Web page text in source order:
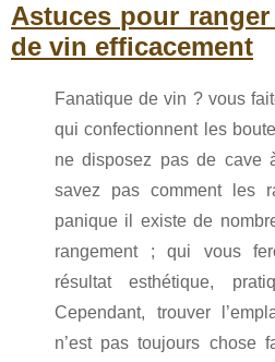
Astuces pour
de vin efficacement
Fanatique de vin ? vous
qui confectionnent les
ne disposez pas de cave
savez pas comment les
panique il existe de
rangement ; qui vous
résultat esthétique,
Cependant, trouver
n’est pas toujours chose